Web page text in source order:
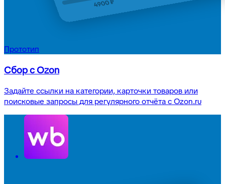
Прототип
Сбор с Ozon
Задайте ссылки на категории, карточки товаров или
поисковые запросы для регулярного отчёта с Ozon.ru